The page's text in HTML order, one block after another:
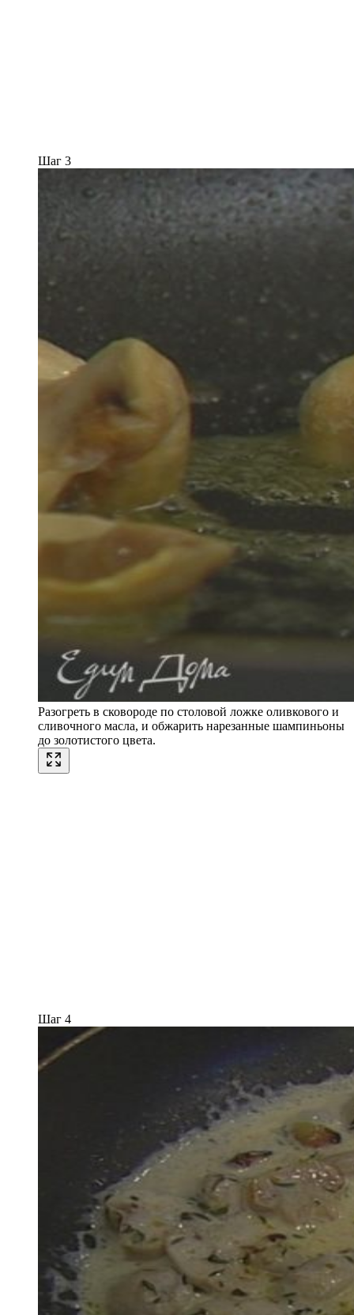
Шаг 3
Разогреть в сковороде по столовой ложке оливкового и
сливочного масла, и обжарить нарезанные шампиньоны
до золотистого цвета.
Шаг 4